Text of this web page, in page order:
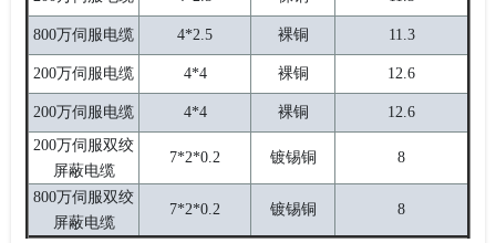
800万伺服电缆 4*2.5 裸铜 11.3
200万伺服电缆 4*4 裸铜 12.6
200万伺服电缆 4*4 裸铜
12.6
200万伺服双绞
屏蔽电缆
7*2*0.2 镀锡铜 8
800万伺服双绞
屏蔽电缆
7*2*0.2 镀锡铜 8